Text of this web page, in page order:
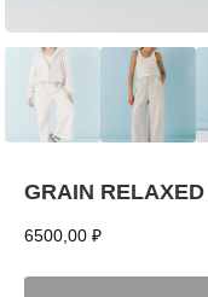
GRAIN
6500,00 ₽